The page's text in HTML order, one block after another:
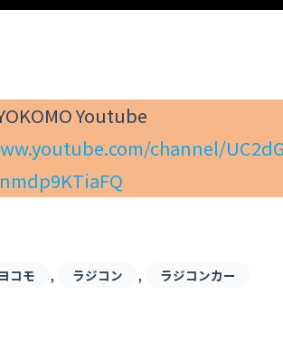
Youtube
channel/
ヨコモ , ラジコン , ラジコンカー